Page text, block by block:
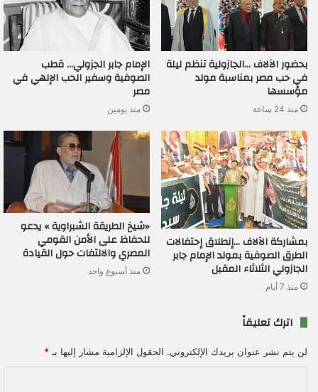
بحضور الآلاف …الجازولية تنظم ليلة
في حب مصر بمناسبة مولد
مؤسسها
منذ 24 ساعة
الإمام جابر الجزولي… قطب
الصوفية وسفير الحب الإلهي في
مصر
منذ يومين
بمشاركة الآلاف …إنطلاق إحتفالات
الطرق الصوفية بمولد الإمام جابر
الجازولي الثلاثاء المقبل
منذ 7 أيام
«شيخ الطريقة الشبراوية » يدعو
للحفاظ على الأمن القومي
المصري والالتفات حول القيادة
منذ أسبوع واحد
اترك تعليقاً
لن يتم نشر عنوان بريدك الإلكتروني. الحقول الإلزامية مشار إليها بـ *